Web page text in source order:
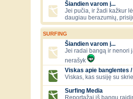
Šiandien varom į...
Jei pučia, ir žadi kažkur
daugiau berazumių,
SURFING
Šiandien varom į...
Jei radai bangą ir nenori
nerašyk
Viskas apie banglentes
Viskas, kas susiję su
Surfing Media
Reportažai iš bangų